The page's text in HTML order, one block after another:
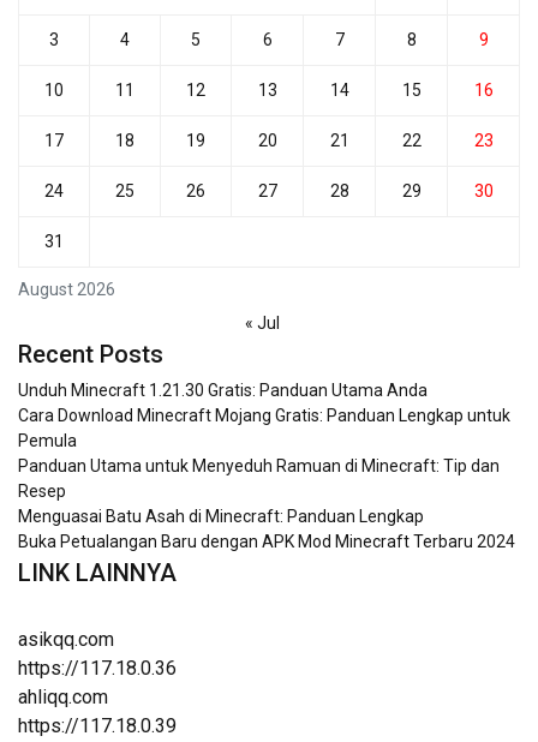
August 2026
3 4 5 6 7 8 9
10 11 12 13 14 15 16
17 18 19 20 21 22 23
24 25 26 27 28 29 30
31
« Jul
Recent Posts
Unduh Minecraft 1.21.30 Gratis: Panduan Utama Anda
Cara Download Minecraft Mojang Gratis: Panduan Lengkap untuk
Pemula
Panduan Utama untuk Menyeduh Ramuan di Minecraft: Tip dan
Resep
Menguasai Batu Asah di Minecraft: Panduan Lengkap
Buka Petualangan Baru dengan APK Mod Minecraft Terbaru 2024
LINK LAINNYA
asikqq.com
https://117.18.0.36
ahliqq.com
https://117.18.0.39